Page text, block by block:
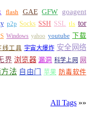
flash GAE GFW
goagent
p2p Socks SSH SSL tls tor
Windows yahoo youtube 下载
线工具 宇宙大爆炸 安全网络
界 浏览器 漏洞 科学上网 网
法 自由门 苹果 防毒软件
All Tags »»